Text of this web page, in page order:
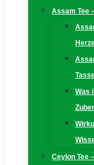
Assam Tee
Was
Ceylon Tee